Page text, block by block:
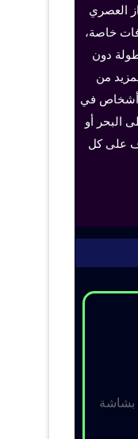
العصري
خاصة،
دون
من
الخصوصية والراحة، ويمكن أن تستوعب عائلات كبيرة أو مجموعات تصل إلى 4-6 أشخاص في
البحر أو
على كل
بشاشة